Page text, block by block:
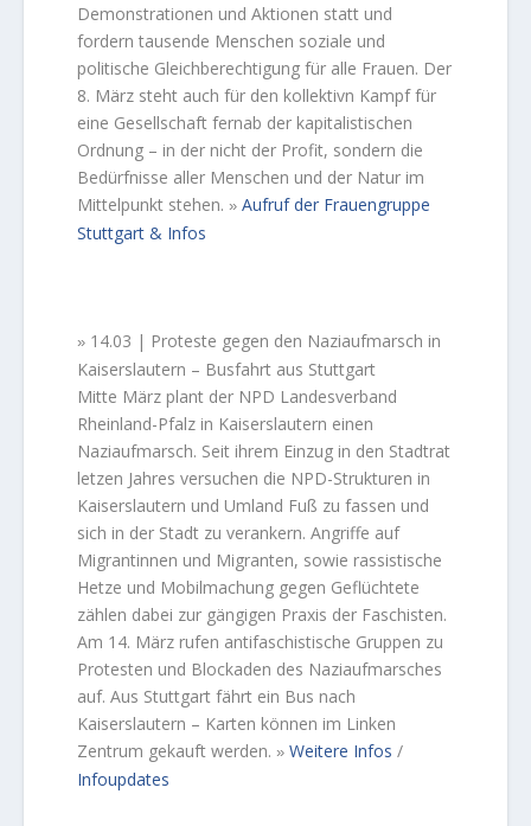
Demonstrationen und Aktionen statt und
fordern tausende Menschen soziale und
politische Gleichberechtigung für alle Frauen. Der
8. März steht auch für den kollektivn Kampf für
eine Gesellschaft fernab der kapitalistischen
Ordnung – in der nicht der Profit, sondern die
Bedürfnisse aller Menschen und der Natur im
Mittelpunkt stehen.» Aufruf der Frauengruppe
Stuttgart & Infos
» 14.03 | Proteste gegen den Naziaufmarsch in
Kaiserslautern – Busfahrt aus Stuttgart
Mitte März plant der NPD Landesverband
Rheinland-Pfalz in Kaiserslautern einen
Naziaufmarsch. Seit ihrem Einzug in den Stadtrat
letzen Jahres versuchen die NPD-Strukturen in
Kaiserslautern und Umland Fuß zu fassen und
sich in der Stadt zu verankern. Angriffe auf
Migrantinnen und Migranten, sowie rassistische
Hetze und Mobilmachung gegen Geflüchtete
zählen dabei zur gängigen Praxis der Faschisten.
Am 14. März rufen antifaschistische Gruppen zu
Protesten und Blockaden des Naziaufmarsches
auf. Aus Stuttgart fährt ein Bus nach
Kaiserslautern – Karten können im Linken
Zentrum gekauft werden.» Weitere Infos /
Infoupdates